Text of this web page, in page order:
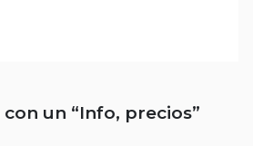
un “Info, precios”